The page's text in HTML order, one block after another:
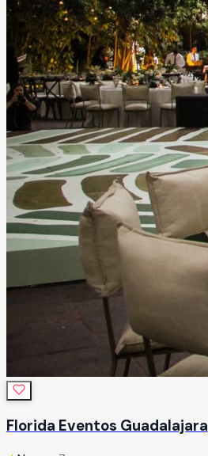
Florida Eventos Guadalajara